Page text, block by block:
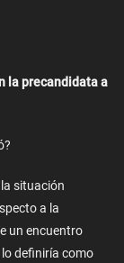
la precandidata a
situación
a la
un encuentro
definiría como